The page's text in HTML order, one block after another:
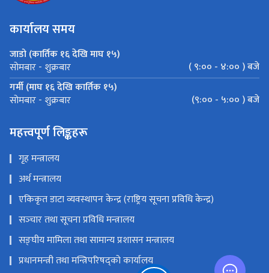
कार्यालय समय
जाडो (कार्तिक १६ देखि माघ १५)
सोमबार - शुक्रबार
( ९:०० - ४:०० ) बजे
गर्मी (माघ १६ देखि कार्तिक १५)
सोमबार - शुक्रबार (९:०० - ५:०० ) बजे
महत्त्वपूर्ण लिङ्कहरू
गृह मन्त्रालय
अर्थ मन्त्रालय
एकिकृत डाटा व्यवस्थापन केन्द्र (राष्ट्रिय सूचना प्रविधि केन्द्र)
सञ्‍चार तथा सूचना प्रविधि मन्त्रालय
सङ्‍घीय मामिला तथा सामान्य प्रशासन मन्त्रालय
प्रधानमन्त्री तथा मन्त्रिपरिषद्को कार्यालय